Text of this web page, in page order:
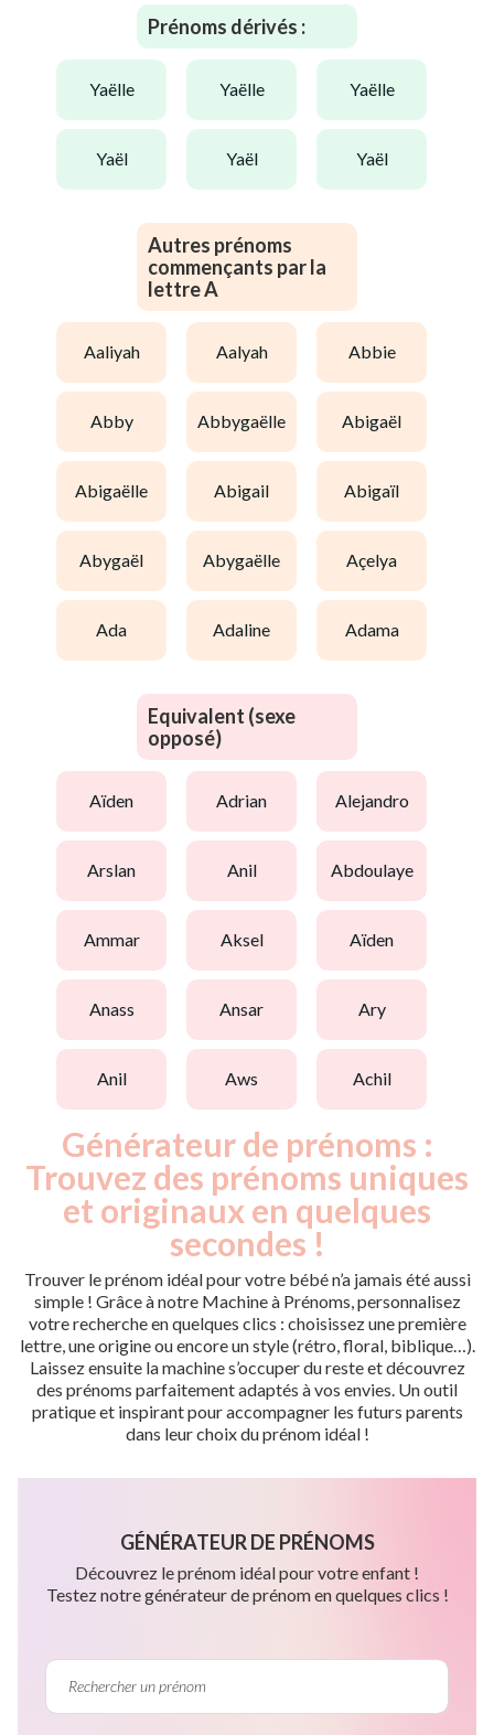
Prénoms dérivés :
yaëlle yaëlle yaëlle
yaël yaël yaël
Autres prénoms
commençants par la
lettre A
aaliyah aalyah abbie
abby abbygaëlle abigaël
abigaëlle abigail abigaïl
abygaël abygaëlle açelya
ada adaline adama
Equivalent (sexe
opposé)
aïden adrian alejandro
arslan anil abdoulaye
ammar aksel aïden
anass ansar ary
anil aws achil
Générateur de prénoms :
Trouvez des prénoms uniques
et originaux en quelques
secondes !
Trouver le prénom idéal pour votre bébé n’a jamais été aussi
simple ! Grâce à notre Machine à Prénoms, personnalisez
votre recherche en quelques clics : choisissez une première
lettre, une origine ou encore un style (rétro, floral, biblique…).
Laissez ensuite la machine s’occuper du reste et découvrez
des prénoms parfaitement adaptés à vos envies. Un outil
pratique et inspirant pour accompagner les futurs parents
dans leur choix du prénom idéal !
GÉNÉRATEUR DE PRÉNOMS
Découvrez le prénom idéal pour votre enfant !
Testez notre générateur de prénom en quelques clics !